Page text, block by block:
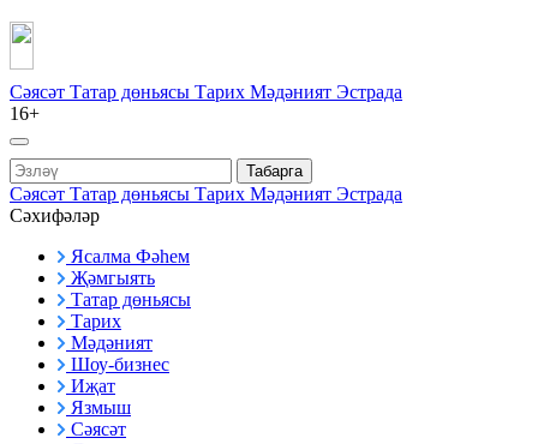
Сәясәт Татар дөньясы Тарих Мәдәният Эстрада
16+
Табарга
Сәясәт Татар дөньясы Тарих Мәдәният Эстрада
Сәхифәләр
Ясалма Фәһем
Җәмгыять
Татар дөньясы
Тарих
Мәдәният
Шоу-бизнес
Иҗат
Язмыш
Сәясәт